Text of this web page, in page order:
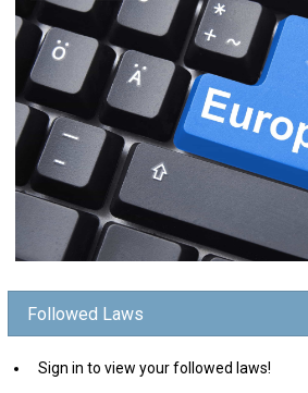
Followed Laws
Sign in to view your followed laws!